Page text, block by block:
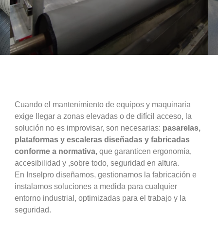
Cuando el mantenimiento de equipos y maquinaria
exige llegar a zonas elevadas o de difícil acceso, la
solución no es improvisar, son necesarias: pasarelas,
plataformas y escaleras diseñadas y fabricadas
conforme a normativa, que garanticen ergonomía,
accesibilidad y ,sobre todo, seguridad en altura.
En Inselpro diseñamos, gestionamos la fabricación e
instalamos soluciones a medida para cualquier
entorno industrial, optimizadas para el trabajo y la
seguridad.